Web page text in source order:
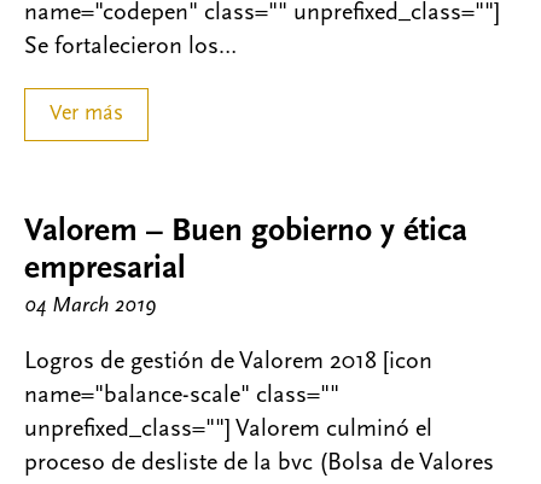
name="codepen" class="" unprefixed_class=""]
Se fortalecieron los…
Ver más
Valorem – Buen gobierno y ética
empresarial
04 March 2019
Logros de gestión de Valorem 2018 [icon
name="balance-scale" class=""
unprefixed_class=""] Valorem culminó el
proceso de desliste de la bvc (Bolsa de Valores